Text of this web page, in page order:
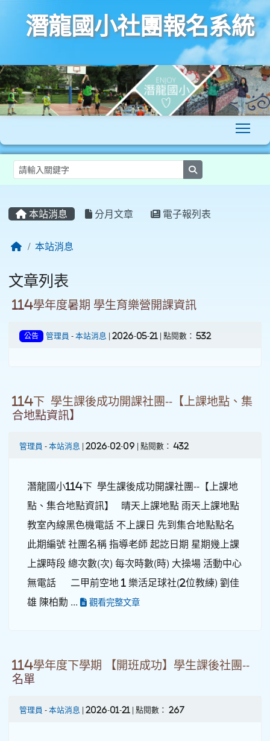
潛龍國小社團報名系統
本站消息 分月文章 電子報列表
本站消息
文章列表
114學年度暑期 學生育樂營開課資訊
公告 管理員 - 本站消息 | 2026-05-21 | 點閱數： 532
114下 學生課後成功開課社團--【上課地點、集
合地點資訊】
管理員 - 本站消息 | 2026-02-09 | 點閱數： 432
潛龍國小114下 學生課後成功開課社團--【上課地
點、集合地點資訊】 晴天上課地點 雨天上課地點
教室內線黑色機電話 不上課日 先到集合地點點名
此期編號 社團名稱 指導老師 起訖日期 星期幾上課
上課時段 總次數(次) 每次時數(時) 大操場 活動中心
無電話 二甲前空地 1 樂活足球社(2位教練) 劉佳
雄 陳柏勳 ...
觀看完整文章
114學年度下學期 【開班成功】學生課後社團--
名單
管理員 - 本站消息 | 2026-01-21 | 點閱數： 267